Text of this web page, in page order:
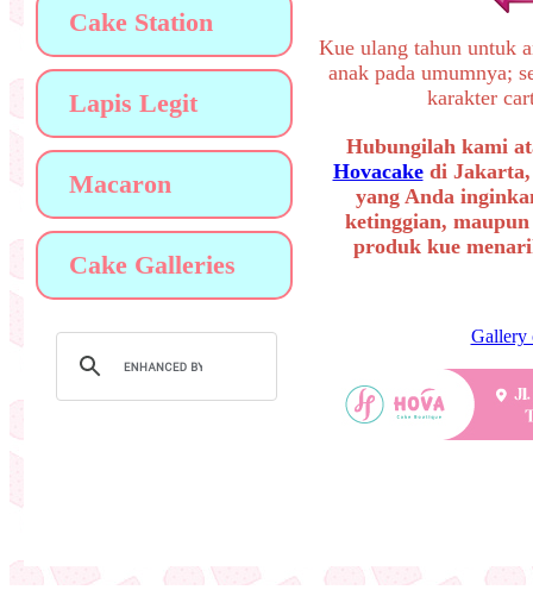
Cake Station
Lapis Legit
Macaron
Cake Galleries
Kue ulang tahun untuk
anak pada umumnya;
karakter
Hubungilah kami
Hovacakedi Jakarta,
yang Anda
ketinggian,
produk kue
Gallery